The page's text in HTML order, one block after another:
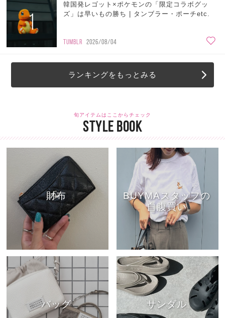
1
韓国発レゴット×ポケモンの「限定コラボグッ
ズ」は早いもの勝ち | タンブラー・ポーチetc.
TUMBLR 2026/08/04
ランキングをもっとみる
旬アイテムはここからチェック
STYLE BOOK
財布
BUYMAスタッフの
自腹買い
バッグ サンダル